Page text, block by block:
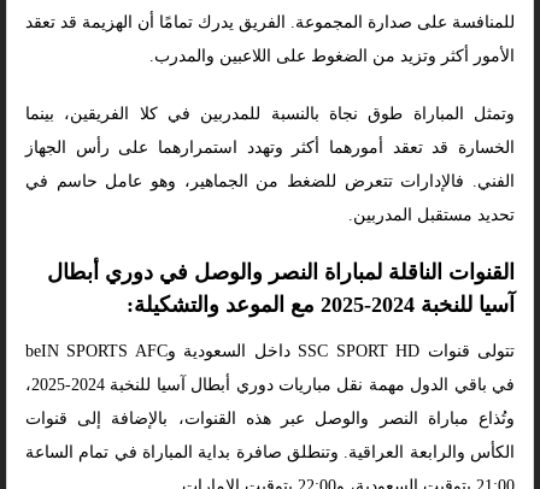
للمنافسة على صدارة المجموعة. الفريق يدرك تمامًا أن الهزيمة قد تعقد
الأمور أكثر وتزيد من الضغوط على اللاعبين والمدرب.
وتمثل المباراة طوق نجاة بالنسبة للمدربين في كلا الفريقين، بينما
الخسارة قد تعقد أمورهما أكثر وتهدد استمرارهما على رأس الجهاز
الفني. فالإدارات تتعرض للضغط من الجماهير، وهو عامل حاسم في
تحديد مستقبل المدربين.
القنوات الناقلة لمباراة النصر والوصل في دوري أبطال
آسيا للنخبة 2024-2025 مع الموعد والتشكيلة:
تتولى قنوات SSC SPORT HD داخل السعودية وbeIN SPORTS AFC
في باقي الدول مهمة نقل مباريات دوري أبطال آسيا للنخبة 2024-2025،
وتُذاع مباراة النصر والوصل عبر هذه القنوات، بالإضافة إلى قنوات
الكأس والرابعة العراقية. وتنطلق صافرة بداية المباراة في تمام الساعة